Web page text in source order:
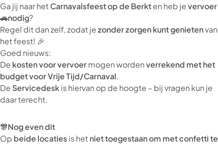
Ga jij naar het Carnavalsfeest op de Berkten heb jevervoer
🚗nodig?
Regel dit dan zelf, zodat jezonder zorgen kunt genietenvan
het feest! 🎉
Goed nieuws:
De kosten voor vervoermogen wordenverrekend met het
budget voor Vrije Tijd/Carnaval.
De Servicedeskis hiervan op de hoogte – bij vragen kun je
daar terecht.
🎊Nog even dit
Op beide locatiesis het niet toegestaan om met confetti te